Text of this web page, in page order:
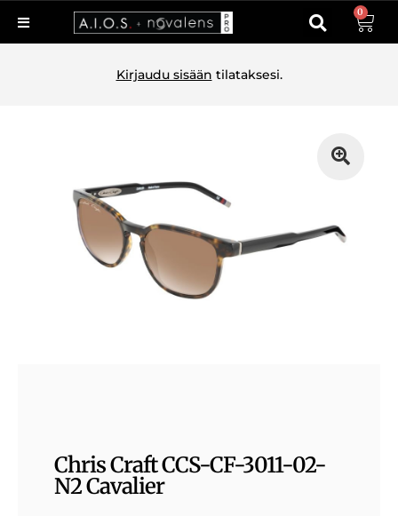
0
Kirjaudu sisään tilataksesi.
Chris Craft CCS-CF-3011-02-
N2 Cavalier